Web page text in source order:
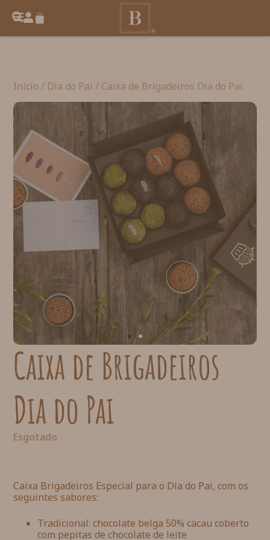
Início / Dia do Pai / Caixa de Brigadeiros Dia do Pai
Caixa de Brigadeiros
Dia do Pai
Caixa Brigadeiros Especial para o Dia do Pai, com os
seguintes sabores:
Tradicional: chocolate belga 50% cacau coberto
com pepitas de chocolate de leite
Esgotado